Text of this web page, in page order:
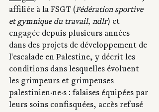
affiliée à la FSGT (Fédération sportive
et gymnique du travail, ndlr) et
engagée depuis plusieurs années
dans des projets de développement de
l'escalade en Palestine, y décrit les
conditions dans lesquelles évoluent
les grimpeurs et grimpeuses
palestinien·ne·s : falaises équipées par
leurs soins confisquées, accès refusé